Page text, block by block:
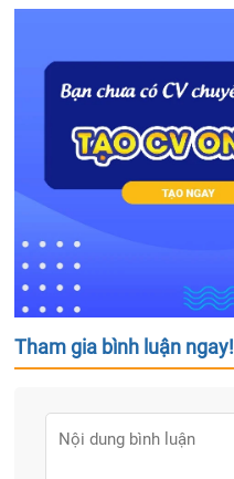
Tham gia bình luận ngay!